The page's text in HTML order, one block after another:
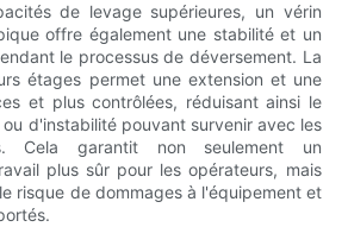
de levage supérieures, un vérin
offre également une stabilité et un
le processus de déversement. La
étages permet une extension et une
et plus contrôlées, réduisant ainsi le
d'instabilité pouvant survenir avec les
Cela garantit non seulement un
plus sûr pour les opérateurs, mais
risque de dommages à l'équipement et